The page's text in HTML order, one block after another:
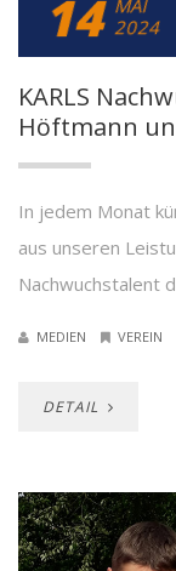
14 2024
KARLS
Höftmann
In jedem Monat
aus unseren
Nachwuchstalent
MEDIEN VEREIN
DETAIL